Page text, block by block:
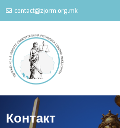
contact@zjorm.org.mk
Контакт